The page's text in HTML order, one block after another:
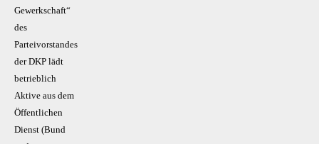
Gewerkschaft“
des
Parteivorstandes
der DKP lädt
betrieblich
Aktive aus dem
Öffentlichen
Dienst (Bund